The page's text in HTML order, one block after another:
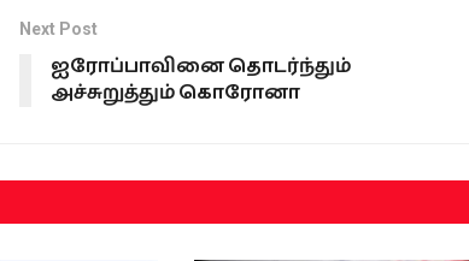
Next Post
ஐரோப்பாவினை தொடர்ந்தும்
அச்சுறுத்தும் கொரோனா